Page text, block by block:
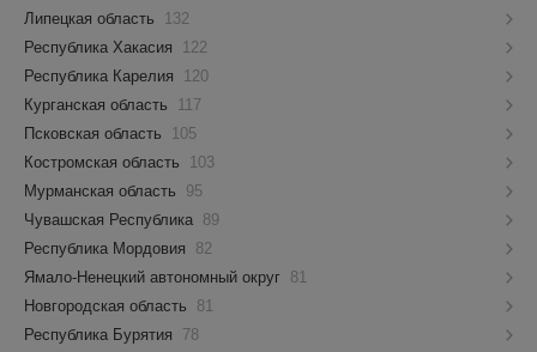
Липецкая область
132
Республика Хакасия
122
Республика Карелия
120
Курганская область
117
Псковская область
105
Костромская область
103
Мурманская область
95
Чувашская Республика 89
Республика Мордовия
82
Ямало-Ненецкий автономный округ 81
Новгородская область
81
Республика Бурятия
78